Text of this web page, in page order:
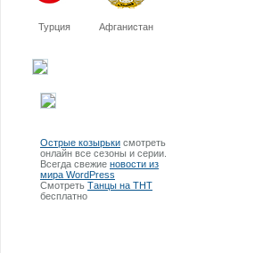
Турция Афганистан
Острые козырьки смотреть
онлайн все сезоны и серии.
Всегда свежие новости из
мира WordPress
Смотреть Танцы на ТНТ
бесплатно